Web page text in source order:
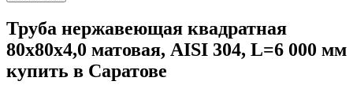
Труба нержавеющая квадратная
80х80х4,0 матовая, AISI 304, L=6 000 мм
купить в Саратове